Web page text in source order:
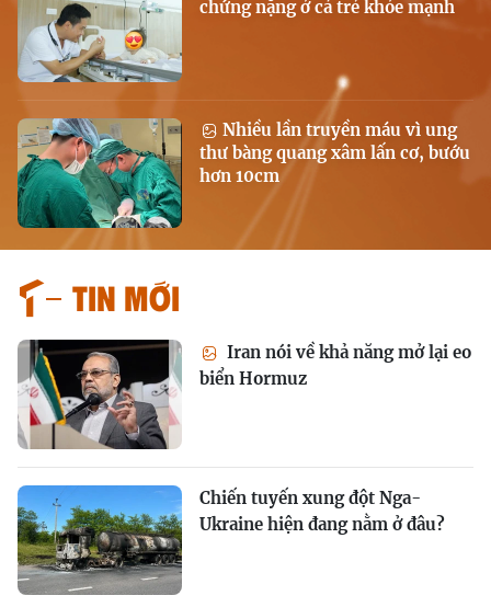
chứng nặng ở cả trẻ khỏe mạnh
Nhiều lần truyền máu vì ung
thư bàng quang xâm lấn cơ, bướu
hơn 10cm
Tin mới
Iran nói về khả năng mở lại eo
biển Hormuz
Chiến tuyến xung đột Nga-
Ukraine hiện đang nằm ở đâu?